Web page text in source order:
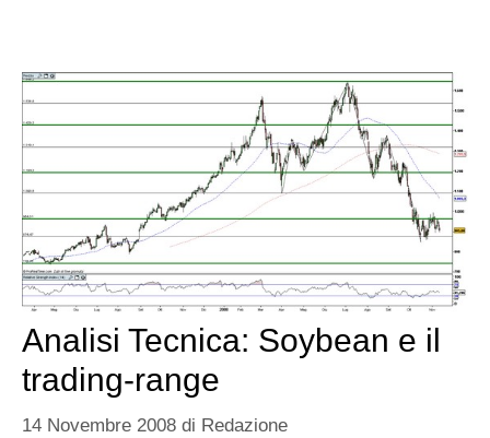
Analisi Tecnica: Soybean e il
trading-range
14 Novembre 2008 di Redazione